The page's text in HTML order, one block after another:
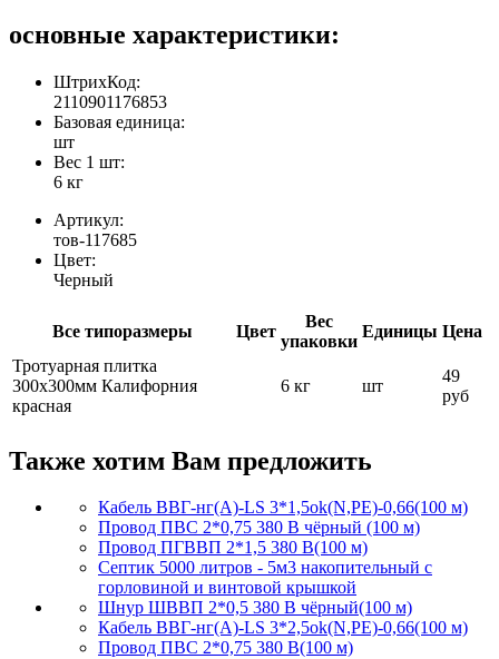
основные характеристики:
ШтрихКод:
2110901176853
Базовая единица:
шт
Вес 1 шт:
6 кг
Артикул:
тов-117685
Цвет:
Черный
Все типоразмеры Цвет
Вес
упаковки
Единицы Цена
Тротуарная плитка
300х300мм Калифорния
красная
6 кг шт
49
руб
Также хотим Вам предложить
Кабель ВВГ-нг(А)-LS 3*1,5ok(N,PE)-0,66(100 м)
Провод ПВС 2*0,75 380 В чёрный (100 м)
Провод ПГВВП 2*1,5 380 В(100 м)
Септик 5000 литров - 5м3 накопительный с
горловиной и винтовой крышкой
Шнур ШВВП 2*0,5 380 В чёрный(100 м)
Кабель ВВГ-нг(А)-LS 3*2,5ok(N,PE)-0,66(100 м)
Провод ПВС 2*0,75 380 В(100 м)